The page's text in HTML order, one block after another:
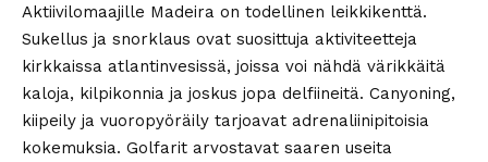
Aktiivilomaajille Madeira on todellinen leikkikenttä.
Sukellus ja snorklaus ovat suosittuja aktiviteetteja
kirkkaissa atlantinvesissä, joissa voi nähdä värikkäitä
kaloja, kilpikonnia ja joskus jopa delfiineitä. Canyoning,
kiipeily ja vuoropyöräily tarjoavat adrenaliinipitoisia
kokemuksia. Golfarit arvostavat saaren useita